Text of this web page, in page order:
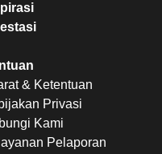
& Ketentuan
Privasi
Kami
Pelaporan